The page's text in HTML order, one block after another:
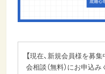
【現在、新規会員様を募
会相談（無料）にお申込み